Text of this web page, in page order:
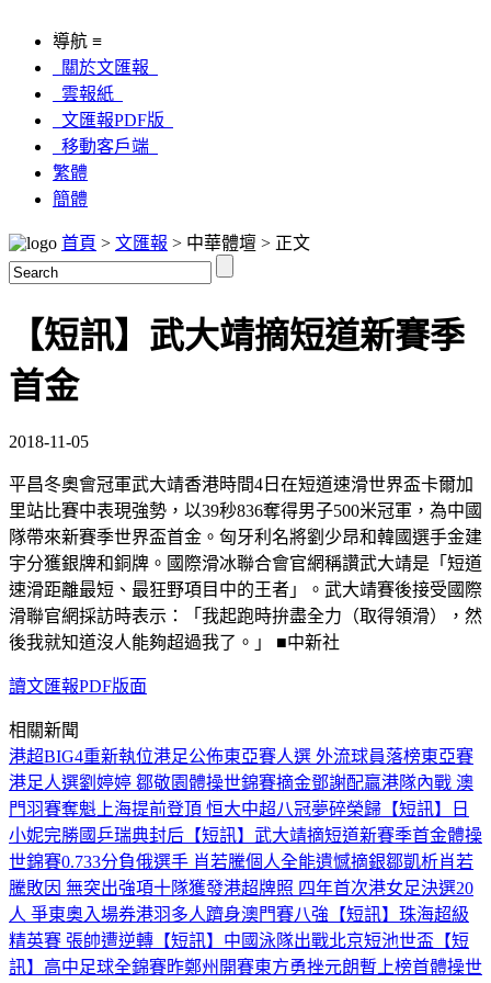
導航 ≡
關於文匯報
雲報紙
文匯報PDF版
移動客戶端
繁體
簡體
首頁 > 文匯報 > 中華體壇 > 正文
【短訊】武大靖摘短道新賽季
首金
2018-11-05
平昌冬奧會冠軍武大靖香港時間4日在短道速滑世界盃卡爾加
里站比賽中表現強勢，以39秒836奪得男子500米冠軍，為中國
隊帶來新賽季世界盃首金。匈牙利名將劉少昂和韓國選手金建
宇分獲銀牌和銅牌。國際滑冰聯合會官網稱讚武大靖是「短道
速滑距離最短、最狂野項目中的王者」。武大靖賽後接受國際
滑聯官網採訪時表示：「我起跑時拚盡全力（取得領滑），然
後我就知道沒人能夠超過我了。」 ■中新社
讀文匯報PDF版面
相關新聞
港超BIG4重新執位港足公佈東亞賽人選 外流球員落榜東亞賽
港足人選劉婷婷 鄒敬園體操世錦賽摘金鄧謝配贏港隊內戰 澳
門羽賽奪魁 上海提前登頂 恒大中超八冠夢碎榮歸 【短訊】日
小妮完勝國乒瑞典封后 【短訊】武大靖摘短道新賽季首金體操
世錦賽0.733分負俄選手 肖若騰個人全能遺憾摘銀鄒凱析肖若
騰敗因 無突出強項十隊獲發港超牌照 四年首次港女足決選20
人 爭東奧入場券港羽多人躋身澳門賽八強 【短訊】珠海超級
精英賽 張帥遭逆轉 【短訊】中國泳隊出戰北京短池世盃 【短
訊】高中足球全錦賽昨鄭州開賽東方勇挫元朗暫上榜首體操世